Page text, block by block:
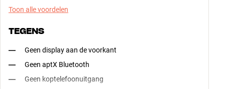
Toon alle voordelen
TEGENS
Geen display aan de voorkant
Geen aptX Bluetooth
Geen koptelefoonuitgang